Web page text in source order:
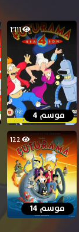
1٬111
موسم 4
122
موسم 14